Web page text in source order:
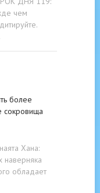
чем
более
сокровища
Хана:
обладает